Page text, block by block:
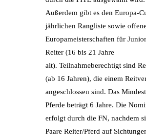
Außerdem gibt es den Europa-
jährlichen Rangliste sowie offene
Europameisterschaften für
Reiter (16 bis 21 Jahre
alt). Teilnahmeberechtigt sind
(ab 16 Jahren), die einem
angeschlossen sind. Das
Pferde beträgt 6 Jahre. Die
erfolgt durch die FN, nachdem
Paare Reiter/Pferd auf